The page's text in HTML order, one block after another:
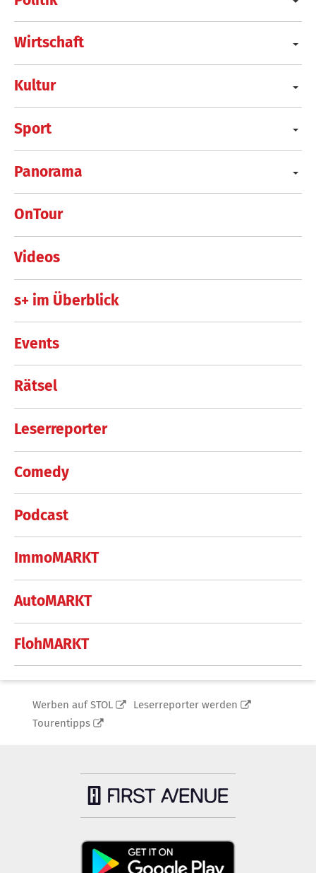
Wirtschaft
Kultur
Sport
Panorama
OnTour
Videos
s+ im Überblick
Events
Rätsel
Leserreporter
Comedy
Podcast
ImmoMARKT
AutoMARKT
FlohMARKT
Werben auf STOL
Leserreporter werden
Tourentipps